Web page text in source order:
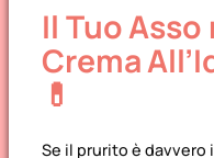
Il Tuo
Crema
💊
Se il prurito è